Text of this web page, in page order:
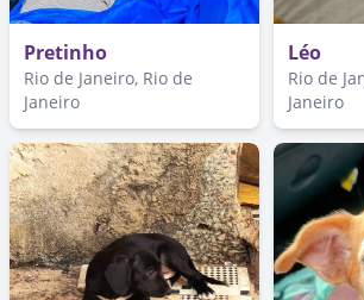
Pretinho
Rio de Janeiro, Rio de
Janeiro
Léo
Rio de
Janeiro